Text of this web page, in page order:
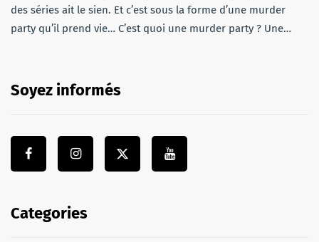
des séries ait le sien. Et c’est sous la forme d’une murder
party qu’il prend vie… C’est quoi une murder party ? Une…
Soyez informés
Categories